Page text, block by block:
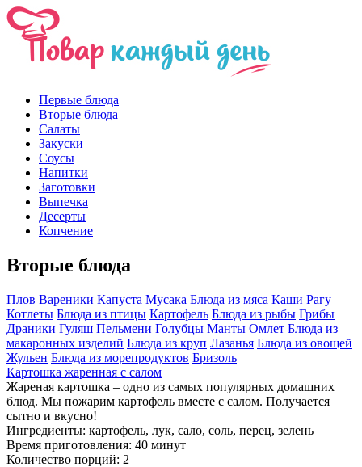
Первые блюда
Вторые блюда
Салаты
Закуски
Соусы
Напитки
Заготовки
Выпечка
Десерты
Копчение
Вторые блюда
Плов Вареники Капуста Мусака Блюда из мяса Каши Рагу
Котлеты Блюда из птицы Картофель Блюда из рыбы Грибы
Драники Гуляш Пельмени Голубцы Манты Омлет Блюда из
макаронных изделий Блюда из круп Лазанья Блюда из овощей
Жульен Блюда из морепродуктов Бризоль
Картошка жаренная с салом
Жареная картошка – одно из самых популярных домашних
блюд. Мы пожарим картофель вместе с салом. Получается
сытно и вкусно!
Ингредиенты: картофель, лук, сало, соль, перец, зелень
Время приготовления: 40 минут
Количество порций: 2